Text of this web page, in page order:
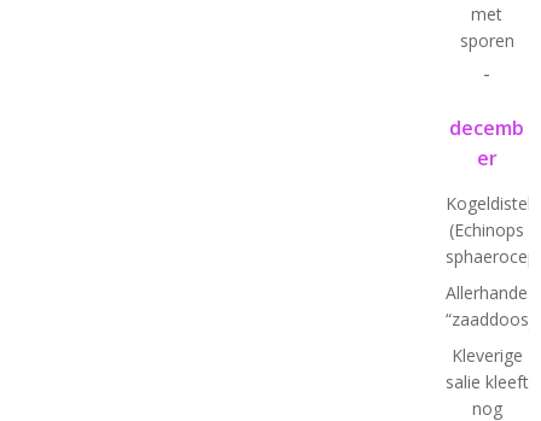
met
sporen
-
decemb
er
Kogeldistel
(Echinops
Allerhande
Kleverige
salie kleeft
nog